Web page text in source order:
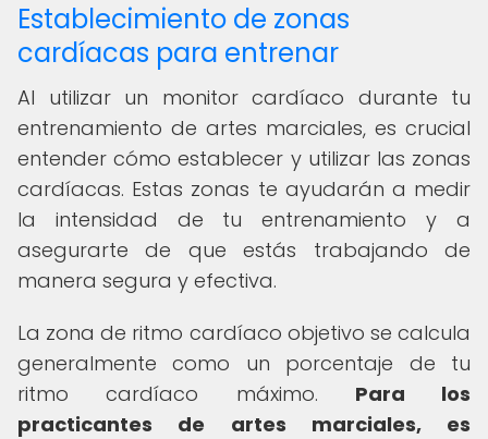
Establecimiento de zonas
cardíacas para entrenar
Al utilizar un monitor cardíaco durante tu
entrenamiento de artes marciales, es crucial
entender cómo establecer y utilizar las zonas
cardíacas. Estas zonas te ayudarán a medir
la intensidad de tu entrenamiento y a
asegurarte de que estás trabajando de
manera segura y efectiva.
La zona de ritmo cardíaco objetivo se calcula
generalmente como un porcentaje de tu
ritmo cardíaco máximo. Para los
practicantes de artes marciales, es